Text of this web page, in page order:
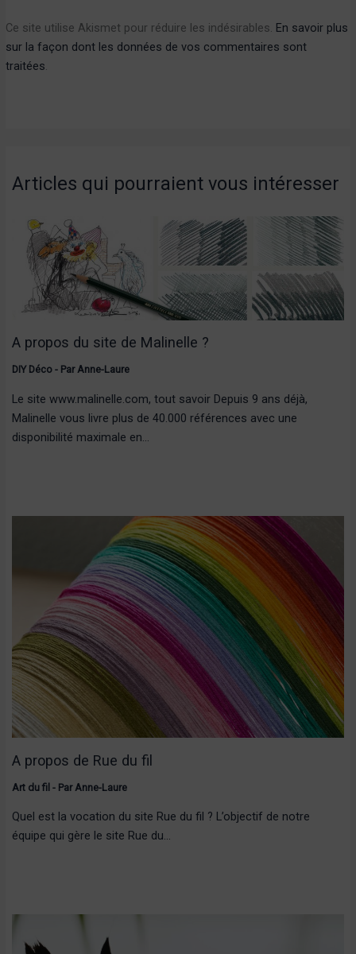
Ce site utilise Akismet pour réduire les indésirables. En savoir plus
sur la façon dont les données de vos commentaires sont
traitées.
Articles qui pourraient vous intéresser
A propos du site de Malinelle ?
DIY Déco- ParAnne-Laure
Le site www.malinelle.com, tout savoir Depuis 9 ans déjà,
Malinelle vous livre plus de 40.000 références avec une
disponibilité maximale en…
A propos de Rue du fil
Art du fil - Par Anne-Laure
Quel est la vocation du site Rue du fil ? L’objectif de notre
équipe qui gère le site Rue du…